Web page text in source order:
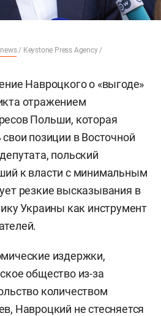
/ Keystone Press Agency /
Навроцкого о «выгоде»
отражением
Польши, которая
позиции в Восточной
польский
к власти с минимальным
резкие высказывания в
Украины как инструмент
издержки,
общество из-за
количеством
Навроцкий не стесняется